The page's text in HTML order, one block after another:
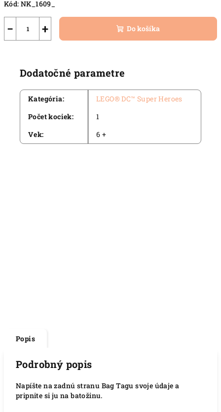
Kód: NK_1609_
+
− Do košíka
Dodatočné parametre
Kategória:
LEGO® DC™ Super Heroes
Počet kociek:
1
Vek: 6 +
Popis
Podrobný popis
Napíšte na zadnú stranu Bag Tagu svoje údaje a
pripnite si ju na batožinu.